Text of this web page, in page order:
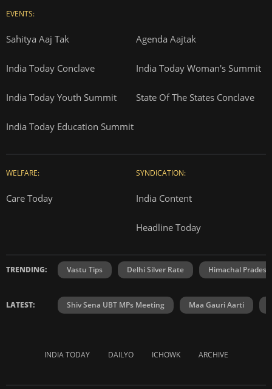
EVENTS:
Sahitya Aaj Tak Agenda Aajtak
India Today Conclave India Today Woman's Summit
India Today Youth Summit State Of The States Conclave
India Today Education Summit
WELFARE:
Care Today
SYNDICATION:
India Content
Headline Today
TRENDING: Vastu Tips Delhi Silver Rate Himachal
LATEST: Shiv Sena UBT MPs Meeting Maa Gauri Aarti
INDIA TODAY DAILYO ICHOWK ARCHIVE